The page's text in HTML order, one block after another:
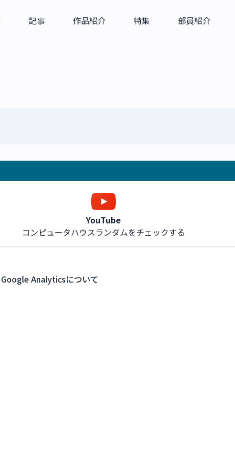
記事 作品紹介 特集 部員紹介
YouTube
コンピュータハウスランダムをチェックする
Google Analyticsについて